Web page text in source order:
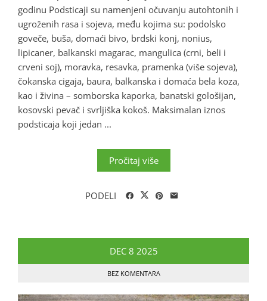
godinu Podsticaji su namenjeni očuvanju autohtonih i
ugroženih rasa i sojeva, među kojima su: podolsko
goveče, buša, domaći bivo, brdski konj, nonius,
lipicaner, balkanski magarac, mangulica (crni, beli i
crveni soj), moravka, resavka, pramenka (više sojeva),
čokanska cigaja, baura, balkanska i domaća bela koza,
kao i živina – somborska kaporka, banatski gološijan,
kosovski pevač i svrljiška kokoš. Maksimalan iznos
podsticaja koji jedan ...
Pročitaj više
PODELI
DEC 8 2025
BEZ KOMENTARA